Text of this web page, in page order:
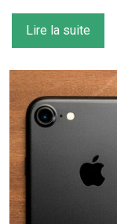
Lire la suite